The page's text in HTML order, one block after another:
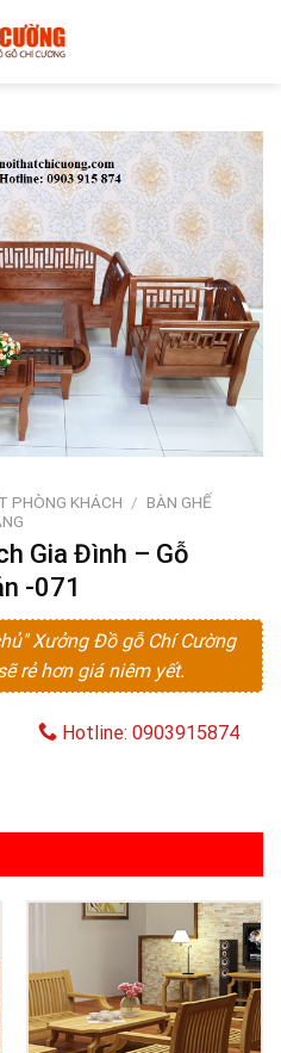
PHÒNG KHÁCH / BÀN GHẾ
Gia Đình – Gỗ
-071
Xưởng Đồ gỗ Chí Cường
rẻ hơn giá niêm yết.
Hotline: 0903915874